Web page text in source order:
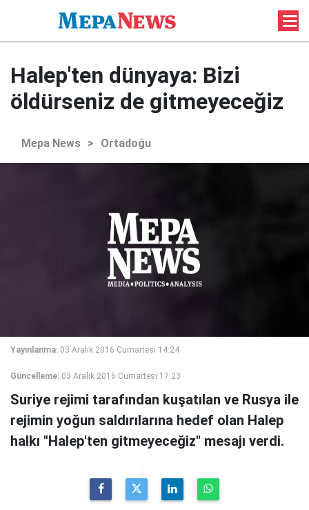
Halep'ten dünyaya: Bizi
öldürseniz de gitmeyeceğiz
Mepa News > Ortadoğu
Yayınlanma: 03 Aralık 2016 Cumartesi 14:24
Güncelleme: 03 Aralık 2016 Cumartesi 17:23
Suriye rejimi tarafından kuşatılan ve Rusya ile
rejimin yoğun saldırılarına hedef olan Halep
halkı "Halep'ten gitmeyeceğiz" mesajı verdi.